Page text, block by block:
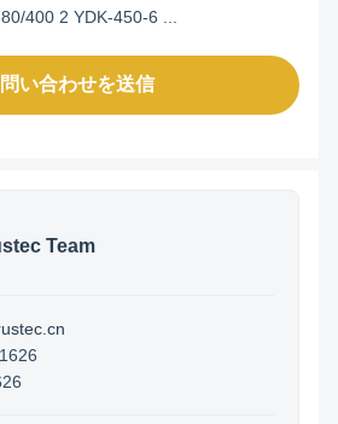
400 2 YDK-450-6 ...
い合わせを送信
Team